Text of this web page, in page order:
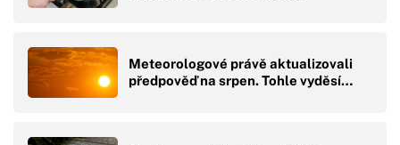
Meteorologové právě aktualizovali
předpověď na srpen. Tohle vyděsí…